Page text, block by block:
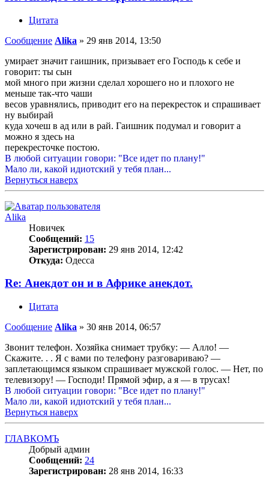
Цитата
Сообщение Alika » 29 янв 2014, 13:50
умирает значит гаишник, призывает его Господь к себе и
говорит: ты сын
мой много при жизни сделал хорошего но и плохого не
меньше так-что чаши
весов уравнялись, приводит его на перекресток и спрашивает
ну выбирай
куда хочеш в ад или в рай. Гаишник подумал и говорит а
можно я здесь на
перекресточке постою.
В любой ситуации говори: "Все идет по плану!"
Мало ли, какой идиотский у тебя план...
Вернуться наверх
Alika
Новичек
Сообщений: 15
Зарегистрирован: 29 янв 2014, 12:42
Откуда: Одесса
Re: Анекдот он и в Африке анекдот.
Цитата
Сообщение Alika » 30 янв 2014, 06:57
Звонит телефон. Хозяйка снимает трубку: — Алло! —
Скажите. . . Я с вами по телефону разговариваю? —
заплетающимся языком спрашивает мужской голос. — Нет, по
телевизору! — Господи! Прямой эфир, а я — в трусах!
В любой ситуации говори: "Все идет по плану!"
Мало ли, какой идиотский у тебя план...
Вернуться наверх
ГЛАВКОМЪ
Добрый админ
Сообщений: 24
Зарегистрирован: 28 янв 2014, 16:33